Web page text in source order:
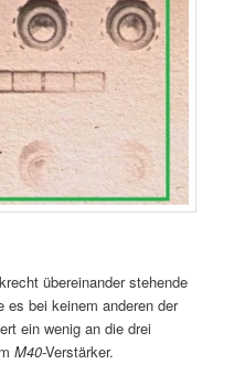
übereinander stehende
es bei keinem anderen der
ein wenig an die drei
M40-Verstärker.